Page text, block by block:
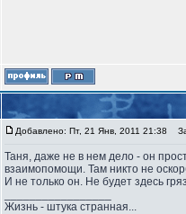
Добавлено: Пт, 21 Янв, 2011 21:38
Таня, даже не в нем дело - он
взаимопомощи. Там никто не
И не только он. Не будет здесь
Жизнь - штука странная...